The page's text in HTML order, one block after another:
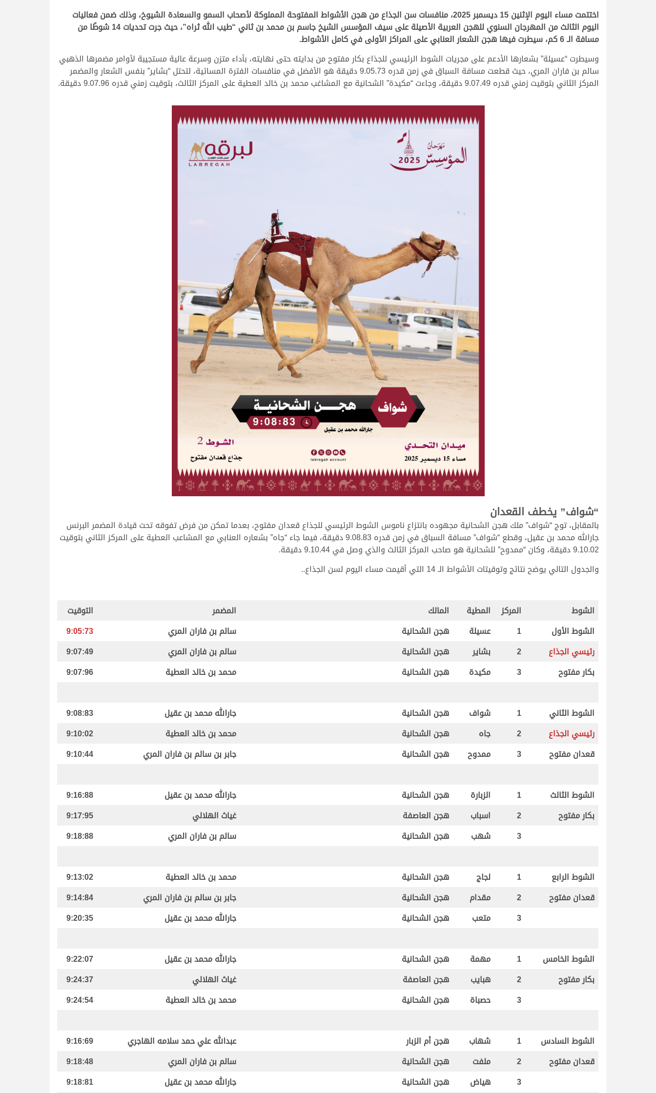
اختتمت مساء اليوم الإثنين 15 ديسمبر 2025، منافسات سن الجذاع من هجن الأشواط المفتوحة المملوكة لأصحاب السمو والسعادة الشيوخ، وذلك ضمن فعاليات
اليوم الثالث من المهرجان السنوي للهجن العربية الأصيلة على سيف المؤسس الشيخ جاسم بن محمد بن ثاني “طيب الله ثراه”، حيث جرت تحديات 14 شوطًا من
مسافة الـ 6 كم، سيطرت فيها هجن الشعار العنابي على المراكز الأولى في كامل الأشواط.
وسيطرت “عسيلة” بشعارها الأدعم على مجريات الشوط الرئيسي للجذاع بكار مفتوح من بدايته حتى نهايته، بأداء متزن وسرعة عالية مستجيبة لأوامر مضمرها الذهبي
سالم بن فاران المري، حيث قطعت مسافة السباق في زمن قدره 9.05.73 دقيقة هو الأفضل في منافسات الفترة المسائية، لتحتل “بشاير” بنفس الشعار والمضمر
المركز الثاني بتوقيت زمني قدره 9.07.49 دقيقة، وجاءت “مكيدة” الشحانية مع المشاغب محمد بن خالد العطية على المركز الثالث، بتوقيت زمني قدره 9.07.96 دقيقة.
“شواف” يخطف القعدان
بالمقابل، توج “شواف” ملك هجن الشحانية مجهوده بانتزاع ناموس الشوط الرئيسي للجذاع قعدان مفتوح، بعدما تمكن من فرض تفوقه تحت قيادة المضمر البرنس
جارالله محمد بن عقيل، وقطع “شواف” مسافة السباق في زمن قدره 9.08.83 دقيقة، فيما جاء “جاه” بشعاره العنابي مع المشاعب العطية على المركز الثاني بتوقيت
9.10.02 دقيقة، وكان “ممدوح” للشحانية هو صاحب المركز الثالث والذي وصل في 9.10.44 دقيقة.
والجدول التالي يوضح نتائج وتوقيتات الأشواط الـ 14 التي أقيمت مساء اليوم لسن الجذاع..
الشوط المركز المطية المالك المضمر
التوقيت
الشوط الأول
1 عسيلة هجن الشحانية سالم بن فاران المري
9:05:73
رئيسي الجذاع
2 بشاير هجن الشحانية سالم بن فاران المري
9:07:49
بكار مفتوح
3 مكيدة هجن الشحانية محمد بن خالد العطية 9:07:96
الشوط الثاني 1 شواف هجن الشحانية جارالله محمد بن عقيل
9:08:83
رئيسي الجذاع
2 جاه هجن الشحانية محمد بن خالد العطية
9:10:02
قعدان مفتوح
3 ممدوح هجن الشحانية جابر بن سالم بن فاران المري 9:10:44
الشوط الثالث 1 الزبارة هجن الشحانية جارالله محمد بن عقيل
9:16:88
بكار مفتوح
2 اسباب هجن العاصفة غياث الهلالي
9:17:95
3
شهب هجن الشحانية سالم بن فاران المري 9:18:88
الشوط الرابع 1 لجاج هجن الشحانية محمد بن خالد العطية
9:13:02
قعدان مفتوح
2 مقدام هجن الشحانية جابر بن سالم بن فاران المري
9:14:84
3
متعب هجن الشحانية جارالله محمد بن عقيل 9:20:35
الشوط الخامس 1 مهمة هجن الشحانية جارالله محمد بن عقيل
9:22:07
بكار مفتوح
2 هبايب هجن العاصفة غياث الهلالي
9:24:37
3
حصباة هجن الشحانية محمد بن خالد العطية 9:24:54
الشوط السادس 1 شهاب هجن أم الزبار عبدالله علي حمد سلامه الهاجري
9:16:69
قعدان مفتوح
2 ملفت هجن الشحانية سالم بن فاران المري
9:18:48
3
هياض هجن الشحانية جارالله محمد بن عقيل 9:18:81